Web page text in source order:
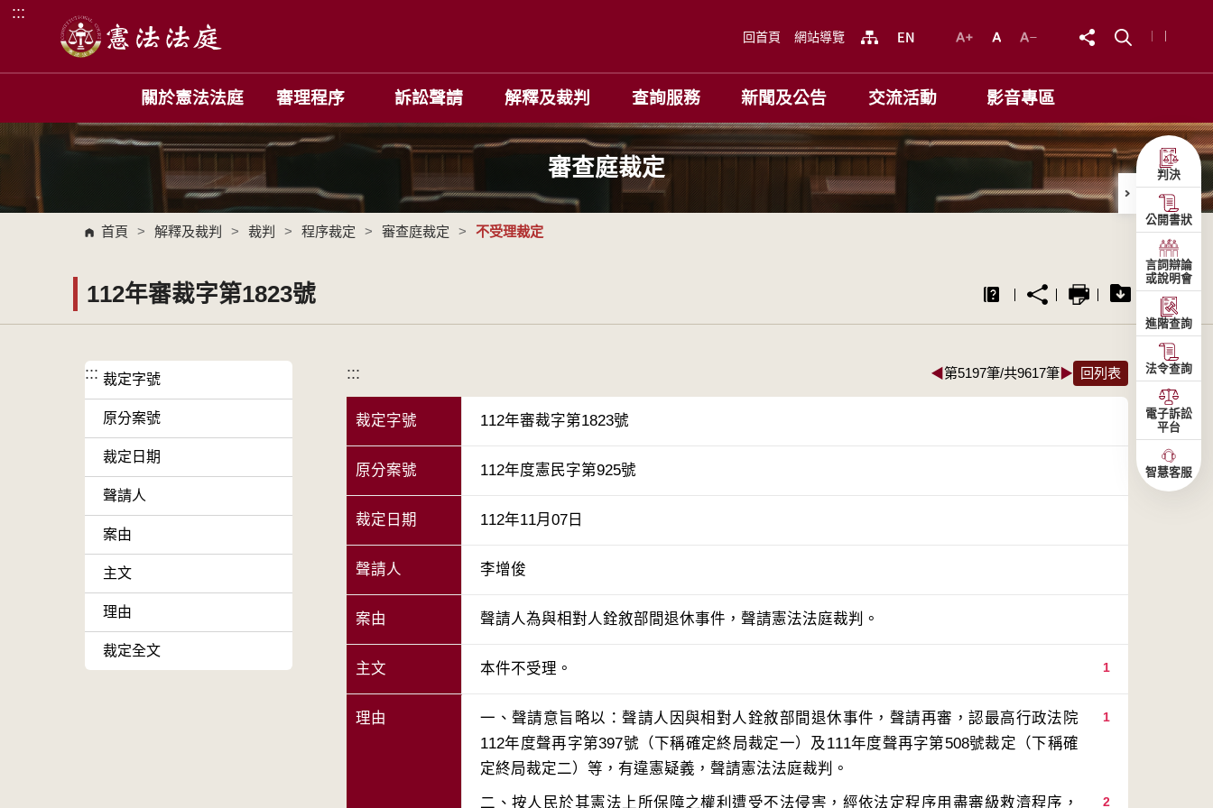
跳到主要內容區塊
:::
回首頁 網站導覽
關於憲法法庭 審理程序 訴訟聲請 解釋及裁判 查詢服務 新聞及公告 交流活動 影音專區
審查庭裁定
首頁 > 解釋及裁判 > 裁判 > 程序裁定 > 審查庭裁定 > 不受理裁定
112年審裁字第1823號
::: 裁定字號
原分案號
裁定日期
聲請人
案由
主文
理由
裁定全文
::: ◀第5197筆/共9617筆▶ 回列表
裁定字號 112年審裁字第1823號
原分案號 112年度憲民字第925號
裁定日期 112年11月07日
聲請人 李增俊
案由 聲請人為與相對人銓敘部間退休事件，聲請憲法法庭裁判。
主文 1
本件不受理。
理由 1
一、聲請意旨略以：聲請人因與相對人銓敘部間退休事件，聲請再審，認最高行政法院
112年度聲再字第397號（下稱確定終局裁定一）及111年度聲再字第508號裁定（下稱確
2
二、按人民於其憲法上所保障之權利遭受不法侵害，經依法定程序用盡審級救濟程序，
判決
公開書狀
言詞辯論
或說明會
進階查詢
法令查詢
電子訴訟
平台
智慧客服